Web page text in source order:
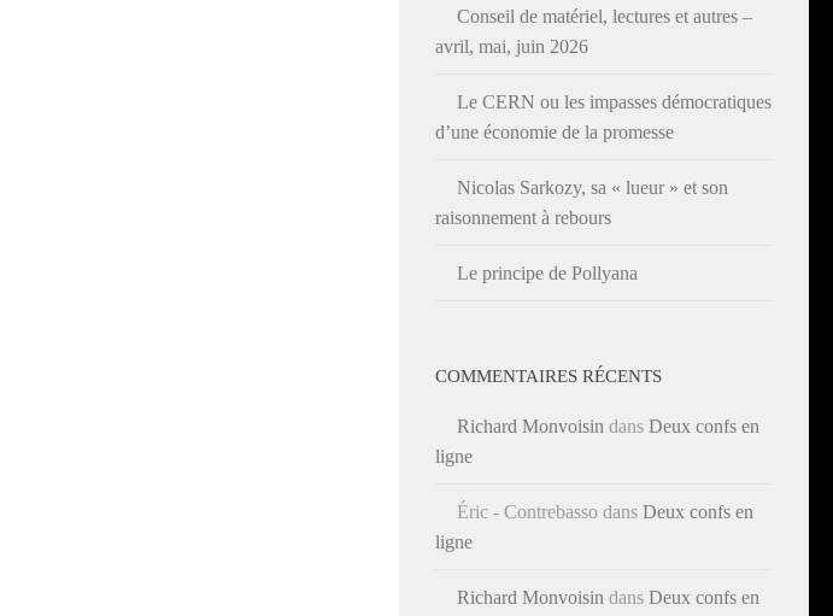
Conseil de matériel, lectures et autres –
avril, mai, juin 2026
Le CERN ou les impasses démocratiques
d’une économie de la promesse
Nicolas Sarkozy, sa « lueur » et son
raisonnement à rebours
Le principe de Pollyana
COMMENTAIRES RÉCENTS
Richard Monvoisin dans Deux confs en
ligne
Éric - Contrebasso dans Deux confs en
ligne
Richard Monvoisin dans Deux confs en